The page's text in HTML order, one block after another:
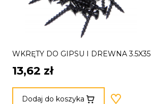
WKRĘTY DO GIPSU I DREWNA 3.5X35
13,62 zł
Dodaj do koszyka